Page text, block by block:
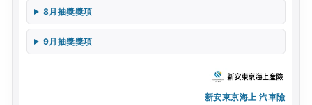
8月抽獎獎項
9月抽獎獎項
新安東京海上 汽車險